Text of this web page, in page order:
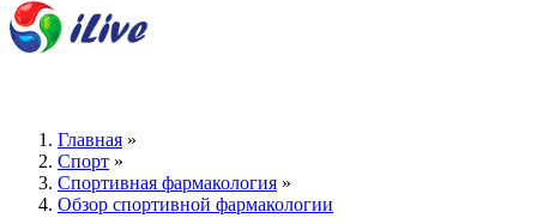
Главная »
Спорт »
Спортивная фармакология »
Обзор спортивной фармакологии